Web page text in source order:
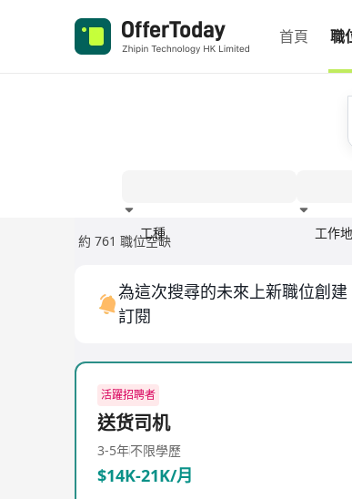
首頁 職
工種 工作
約 761 職位空缺
為這次搜尋的未來上新職位創建
訂閱
活躍招聘者
送货司机
3-5年不限學歷
$14K-21K/月